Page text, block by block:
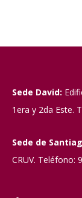
Sede David:
1era y 2da Este.
Sede de
CRUV. Teléfono: